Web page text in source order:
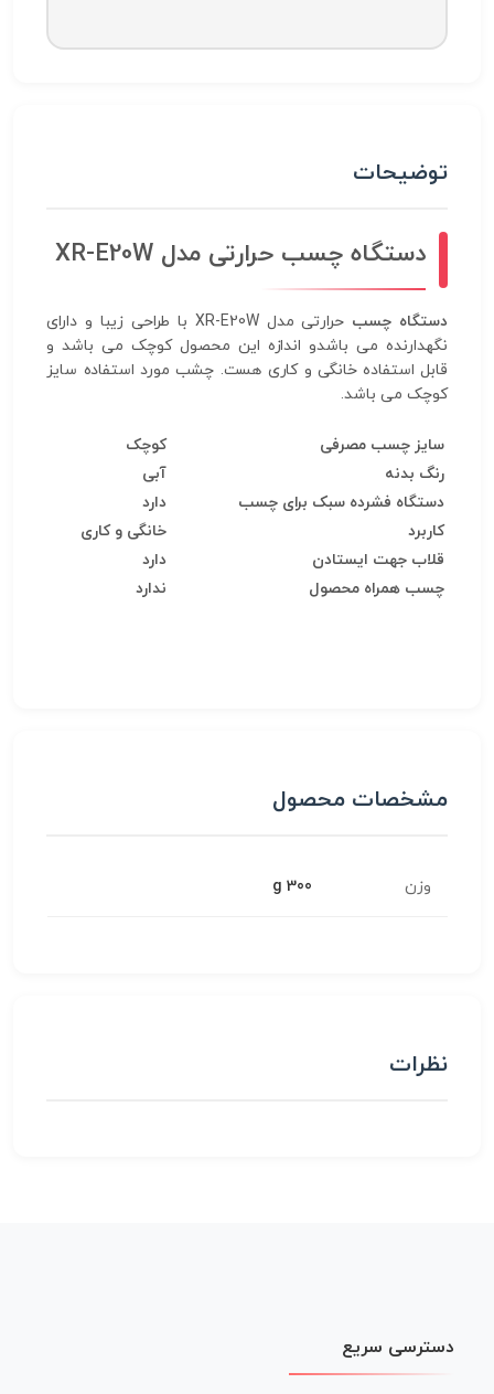
توضیحات
دستگاه چسب حرارتی مدل XR-E20W
دستگاه چسب
حرارتی مدل XR-E20W با طراحی زیبا و دارای
نگهدارنده می باشدو اندازه این محصول کوچک می باشد و
قابل استفاده خانگی و کاری هست. چشب مورد استفاده سایز
کوچک می باشد.
سایز چسب مصرفی
کوچک
رنگ بدنه
آبی
دستگاه فشرده سبک برای چسب
دارد
کاربرد
خانگی و کاری
قلاب جهت ایستادن
دارد
چسب همراه محصول
ندارد
مشخصات محصول
وزن 300 g
نظرات
دسترسی سریع